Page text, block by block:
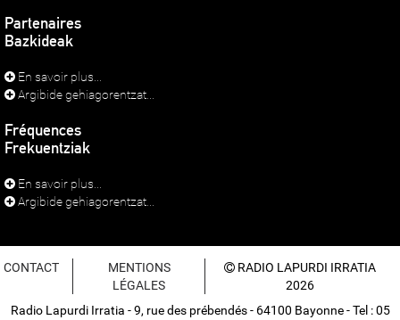
Partenaires
Bazkideak
En savoir plus...
Argibide gehiagorentzat...
Fréquences
Frekuentziak
En savoir plus...
Argibide gehiagorentzat...
CONTACT
MENTIONS
LÉGALES
RADIO LAPURDI IRRATIA
2026
Radio Lapurdi Irratia - 9, rue des prébendés - 64100 Bayonne - Tel : 05